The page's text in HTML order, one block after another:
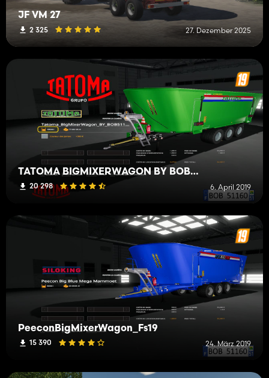
JF VM 27
2 325 27. Dezember 2025
TATOMA BIGMIXERWAGON BY BOB51160
20 298 6. April 2019
PeeconBigMixerWagon_Fs19
15 390 24. März 2019